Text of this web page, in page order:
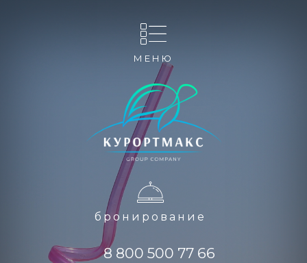
МЕНЮ
бронирование
8 800 500 77 66